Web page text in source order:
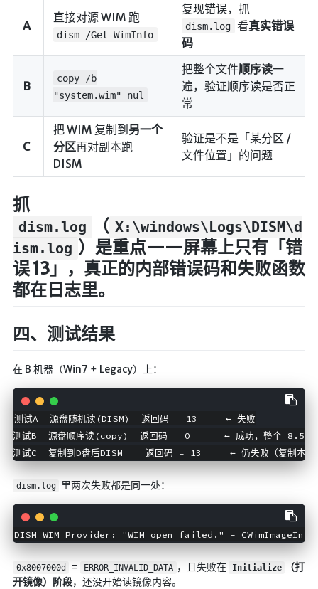
A
直接对源 WIM 跑
dism /Get-WimInfo
复现错误，抓
dism.log 看真实错误
码
B
copy /b
"system.wim" nul
把整个文件顺序读一
遍，验证顺序读是否正
常
C
把 WIM 复制到另一个
分区再对副本跑
DISM
验证是不是「某分区 /
文件位置」的问题
抓
dism.log （ X:\windows\Logs\DISM\d
ism.log ）是重点——屏幕上只有「错
误 13」，真正的内部错误码和失败函数
都在日志里。
四、测试结果
在 B 机器（Win7 + Legacy）上：
测试A  源盘随机读(DISM)  返回码 = 13     ← 失败
测试B  源盘顺序读(copy)  返回码 = 0      ← 成功，整个
测试C  复制到D盘后DISM    返回码 = 13     ← 仍失败（复制本身
dism.log 里两次失败都是同一处：
DISM WIM Provider: "WIM open failed." -
0x8007000d = ERROR_INVALID_DATA ，且失败在 Initialize
（打
开镜像）阶段，还没开始读镜像内容。
乐理学习
Web 技术教程
ffmpeg学习
字帖生成
全历史
发现中国
土木类资源下载
找建筑 土木资源
🔨工具
手写文件生成
文件传输 自建
九宫格照片生成
图片加水印
图片转字符
查重软件
个人网盘
Cloudreve
家庭网盘